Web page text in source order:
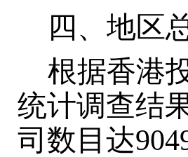
四、地区
根据香港
统计调查结
司数目达